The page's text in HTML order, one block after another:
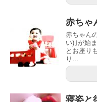
赤ちゃ
赤ちゃん
い)｣が始
とお座り
り...
寝姿と